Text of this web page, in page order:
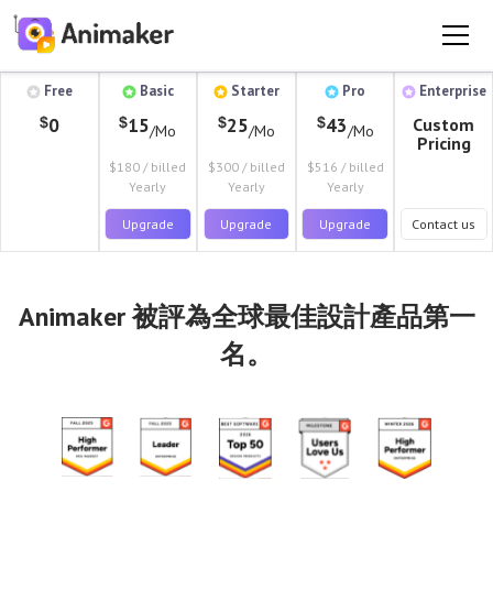
價格計劃 (所有價格均以美元計)
每年支付和 Save upto 45%
Free
$0
Basic
$15/Mo
$180 / billed
Yearly
Upgrade
Starter
$25/Mo
$300 / billed
Yearly
Upgrade
Pro
$43/Mo
$516 / billed
Yearly
Upgrade
Enterprise
Custom
Pricing
Contact us
Animaker 被評為全球最佳設計產品第一
名。